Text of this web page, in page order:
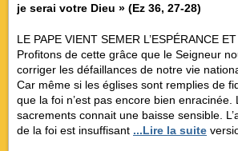
je serai votre Dieu » (Ez 36, 27-28)
LE PAPE VIENT SEMER L’ESPÉRANCE
Profitons de cette grâce que le Seigneur
corriger les défaillances de notre vie
Car même si les églises sont remplies de
que la foi n’est pas encore bien enracinée.
sacrements connait une baisse sensible.
de la foi est insuffisant ...Lire la suite